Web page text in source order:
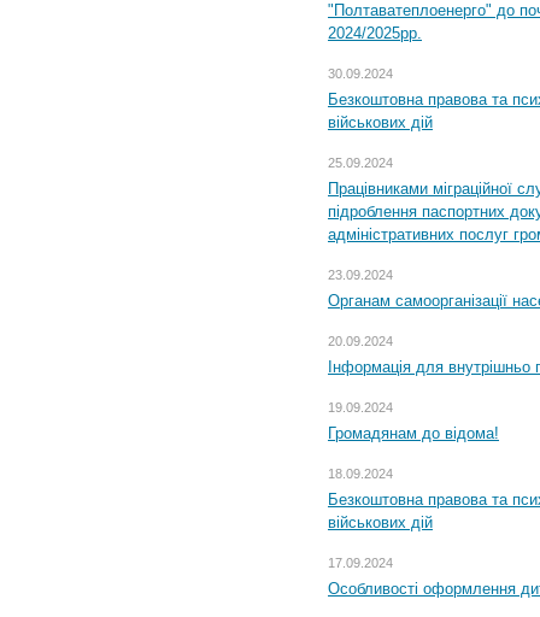
"Полтаватеплоенерго" до
2024/2025рр.
30.09.2024
Безкоштовна правова та
військових дій
25.09.2024
Працівниками міграційної
підроблення паспортних
адміністративних послуг
23.09.2024
Органам самоорганізації
20.09.2024
Інформація для внутрішньо
19.09.2024
Громадянам до відома!
18.09.2024
Безкоштовна правова та
військових дій
17.09.2024
Особливості оформлення